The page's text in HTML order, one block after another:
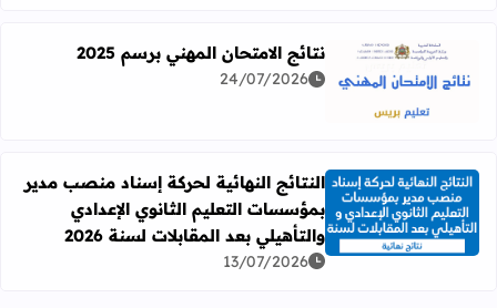
اقرأ المزيد عن نتائج الامتحان المهني برسم 2025
نتائج الامتحان المهني برسم 2025
24/07/2026
اقرأ المزيد عن النتائج النهائية لحركة إسناد منصب مدير
النتائج النهائية لحركة إسناد منصب مدير
بمؤسسات التعليم الثانوي الإعدادي
والتأهيلي بعد المقابلات لسنة 2026
13/07/2026